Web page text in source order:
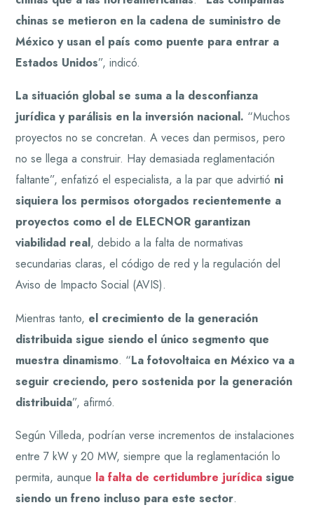
chinas se metieron en la cadena de suministro de
México y usan el país como puente para entrar a
Estados Unidos”, indicó.
La situación global se suma a la desconfianza
jurídica y parálisis en la inversión nacional. “Muchos
proyectos no se concretan. A veces dan permisos, pero
no se llega a construir. Hay demasiada reglamentación
faltante”, enfatizó el especialista, a la par que advirtió ni
siquiera los permisos otorgados recientemente a
proyectos como el de ELECNOR garantizan
viabilidad real, debido a la falta de normativas
secundarias claras, el código de red y la regulación del
Aviso de Impacto Social (AVIS).
Mientras tanto, el crecimiento de la generación
distribuida sigue siendo el único segmento que
muestra dinamismo. “La fotovoltaica en México va a
seguir creciendo, pero sostenida por la generación
distribuida”, afirmó.
Según Villeda, podrían verse incrementos de instalaciones
entre 7 kW y 20 MW, siempre que la reglamentación lo
permita, aunque la falta de certidumbre jurídica sigue
siendo un freno incluso para este sector.